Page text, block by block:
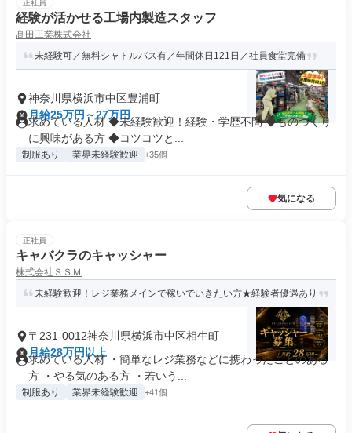
正社員
経験が活かせる工場内製造スタッフ
髙田工業株式会社
未経験可／無料シャトルバス有／年間休日121日／社員食堂完備
神奈川県横浜市中区豊浦町
月給25万円～27万円
求めている人材 ◆未経験歓迎！経験・学歴不問 ◆ものづくり
に興味がある方 ◆コツコツと...
制服あり 業界未経験歓迎 +35個
気になる
正社員
キャバクラのキャッシャー
株式会社ＳＳＭ
未経験歓迎！レジ業務メインで稼いでいきたい方★経験者優遇あり
〒231-0012神奈川県横浜市中区相生町
月給28万円以上
求めている人材 ・簡単なレジ業務などに携わったことのある
方 ・やる気のある方 ・若いう...
制服あり 業界未経験歓迎 +41個